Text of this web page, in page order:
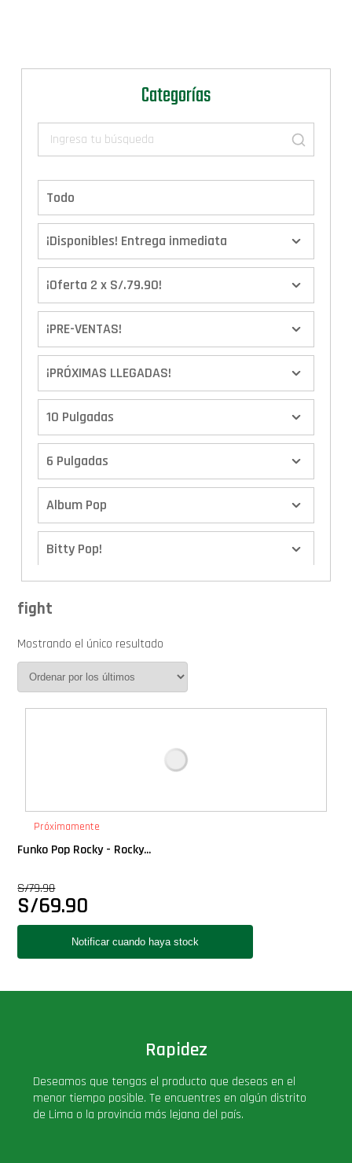
Categorías
Todo
¡Disponibles! Entrega inmediata
¡Oferta 2 x S/.79.90!
¡PRE-VENTAS!
¡PRÓXIMAS LLEGADAS!
10 Pulgadas
6 Pulgadas
Album Pop
Bitty Pop!
Calendario de Adviento
Cover Pop!
Exclusivos
Gift Cards
Llaveros Pop
Moments
Movie Poster
PLUS!
Plush
fight
Mostrando el único resultado
Próximamente
Funko Pop Rocky - Rocky...
S/79.90
S/69.90
Rapidez
Deseamos que tengas el producto que deseas en el
menor tiempo posible. Te encuentres en algún distrito
de Lima o la provincia más lejana del país.